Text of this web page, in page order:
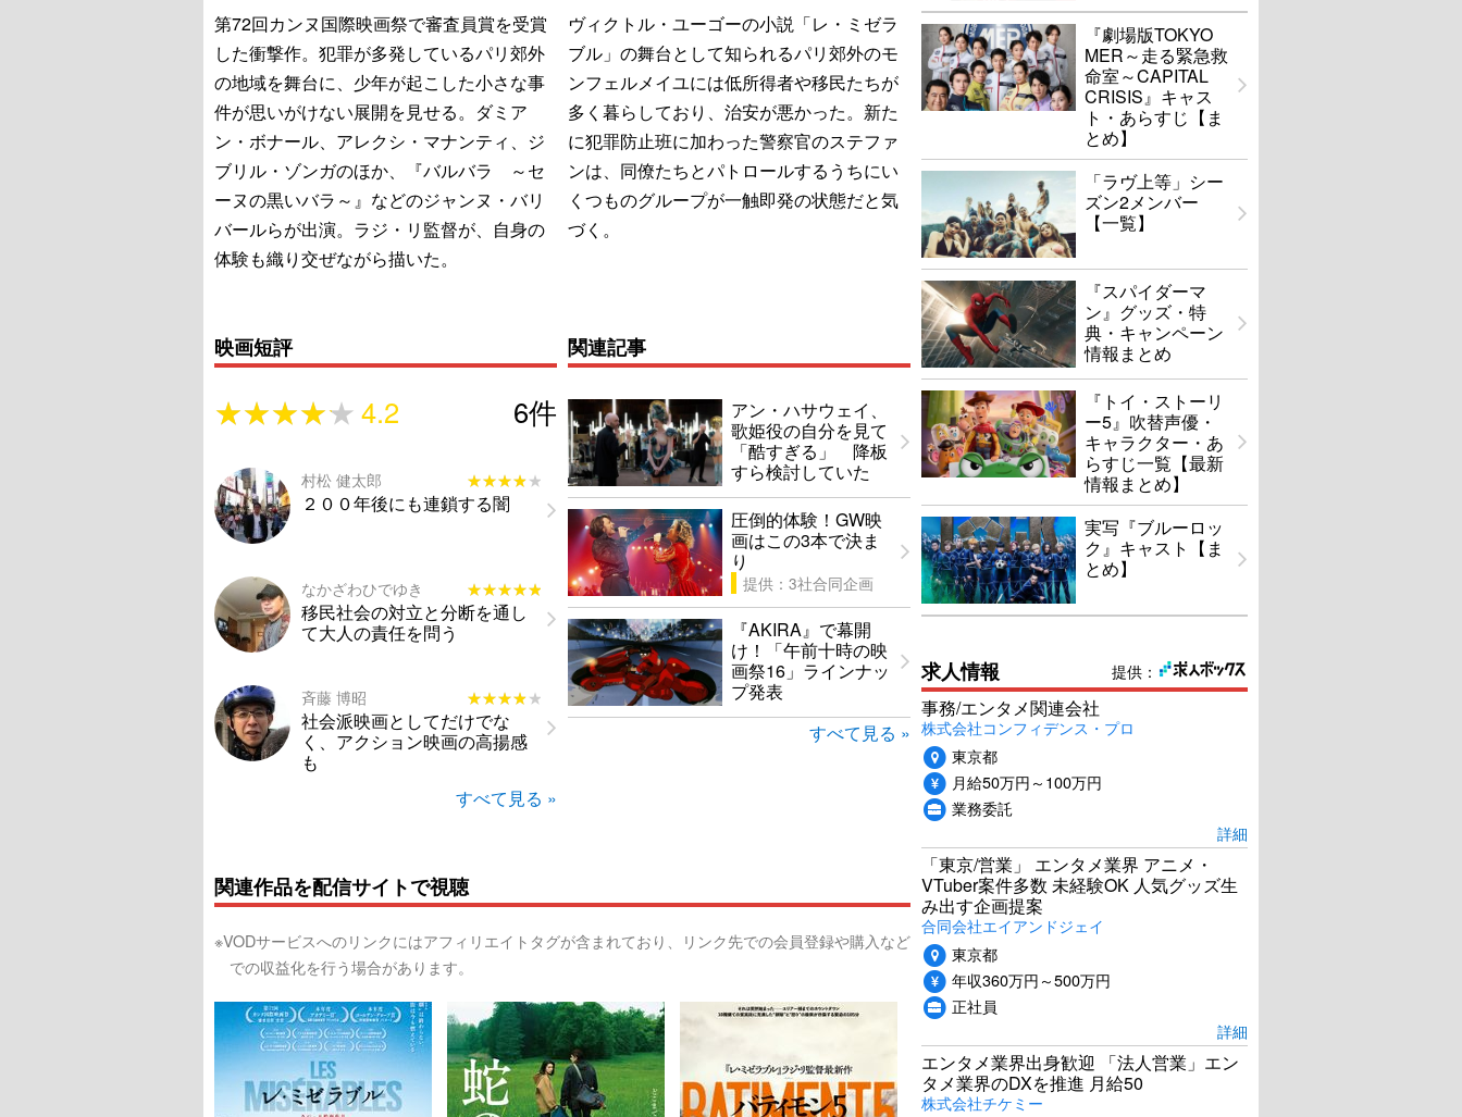
第72回カンヌ国際映画祭で審査員賞を受賞
した衝撃作。犯罪が多発しているパリ郊外
の地域を舞台に、少年が起こした小さな事
件が思いがけない展開を見せる。ダミア
ン・ボナール、アレクシ・マナンティ、ジ
ブリル・ゾンガのほか、『バルバラ ～セ
ーヌの黒いバラ～』などのジャンヌ・バリ
バールらが出演。ラジ・リ監督が、自身の
体験も織り交ぜながら描いた。
ヴィクトル・ユーゴーの小説「レ・ミゼラ
ブル」の舞台として知られるパリ郊外のモ
ンフェルメイユには低所得者や移民たちが
多く暮らしており、治安が悪かった。新た
に犯罪防止班に加わった警察官のステファ
ンは、同僚たちとパトロールするうちにい
くつものグループが一触即発の状態だと気
づく。
映画短評
★★★★★
★★★★★4.2 6件
村松 健太郎 ★★★★★
★★★★★
２００年後にも連鎖する闇
なかざわひでゆき ★★★★★
★★★★★
移民社会の対立と分断を通し
て大人の責任を問う
斉藤 博昭 ★★★★★
★★★★★
社会派映画としてだけでな
く、アクション映画の高揚感
も
すべて見る »
関連記事
アン・ハサウェイ、
歌姫役の自分を見て
「酷すぎる」 降板
すら検討していた
圧倒的体験！GW映
画はこの3本で決ま
り
提供：3社合同企画
『AKIRA』で幕開
け！「午前十時の映
画祭16」ラインナッ
プ発表
すべて見る »
関連作品を配信サイトで視聴
※VODサービスへのリンクにはアフィリエイトタグが含まれており、リンク先での会員登録や購入など
での収益化を行う場合があります。
『劇場版TOKYO
MER～走る緊急救
命室～CAPITAL
CRISIS』キャス
ト・あらすじ【ま
とめ】
「ラヴ上等」シー
ズン2メンバー
【一覧】
『スパイダーマ
ン』グッズ・特
典・キャンペーン
情報まとめ
『トイ・ストーリ
ー5』吹替声優・
キャラクター・あ
らすじ一覧【最新
情報まとめ】
実写『ブルーロッ
ク』キャスト【ま
とめ】
提供：
求人情報
事務/エンタメ関連会社
株式会社コンフィデンス・プロ
東京都
月給50万円～100万円
業務委託
詳細
「東京/営業」 エンタメ業界 アニメ・
VTuber案件多数 未経験OK 人気グッズ生
み出す企画提案
合同会社エイアンドジェイ
東京都
年収360万円～500万円
正社員
詳細
エンタメ業界出身歓迎 「法人営業」エン
タメ業界のDXを推進 月給50
株式会社チケミー